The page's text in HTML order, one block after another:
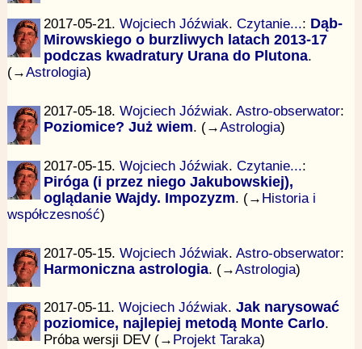
2017-05-21. Wojciech Jóźwiak. Czytanie...: Dąb-
Mirowskiego o burzliwych latach 2013-17
podczas kwadratury Urana do Plutona.
(→Astrologia)
2017-05-18. Wojciech Jóźwiak. Astro-obserwator:
Poziomice? Już wiem. (→Astrologia)
2017-05-15. Wojciech Jóźwiak. Czytanie...:
Piróga (i przez niego Jakubowskiej),
oglądanie Wajdy. Impozyzm. (→ Historia i
współczesność)
2017-05-15. Wojciech Jóźwiak. Astro-obserwator:
Harmoniczna astrologia. (→Astrologia)
2017-05-11. Wojciech Jóźwiak. Jak narysować
poziomice, najlepiej metodą Monte Carlo.
Próba wersji DEV (→ Projekt Taraka)